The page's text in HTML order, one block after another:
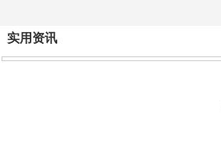
实用资讯